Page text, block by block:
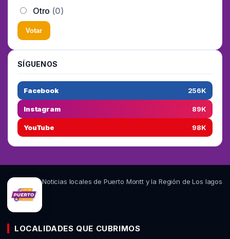
Otro (0)
Votar
SÍGUENOS
Facebook 256K
Instagram 89K
YouTube 98K
Noticias locales de Puerto Montt y la Región de Los lagos
LOCALIDADES QUE CUBRIMOS